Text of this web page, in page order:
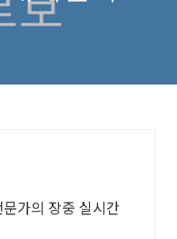
기)
가의 장중 실시간